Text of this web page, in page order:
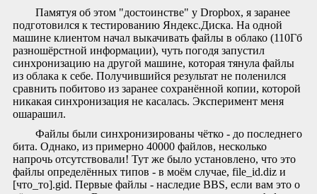
Памятуя об этом "достоинстве" у Dropbox, я заранее
подготовился к тестированию Яндекс.Диска. На одной
машине клиентом начал выкачивать файлы в облако (110Гб
разношёрстной информации), чуть погодя запустил
синхронизацию на другой машине, которая тянула файлы
из облака к себе. Получившийся результат не поленился
сравнить побитово из заранее сохранённой копии, которой
никакая синхронизация не касалась. Эксперимент меня
ошарашил.
Файлы были синхронизированы чётко - до последнего
бита. Однако, из примерно 40000 файлов, несколько
напрочь отсутствовали! Тут же было установлено, что это
файлы определённых типов - в моём случае, file_id.diz и
[что_то].gid. Первые файлы - наследие BBS, если вам это о